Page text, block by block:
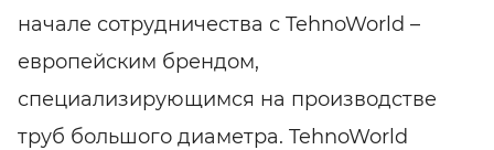
начале сотрудничества с TehnoWorld –
европейским брендом,
специализирующимся на производстве
труб большого диаметра. TehnoWorld